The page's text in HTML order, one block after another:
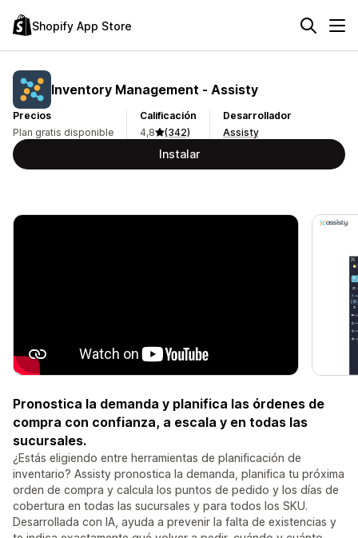
Shopify App Store
Inventory Management ‑ Assisty
Precios
Plan gratis disponible
Calificación
4,8
(342)
Desarrollador
Assisty
Instalar
Pronostica la demanda y planifica las órdenes de
compra con confianza, a escala y en todas las
sucursales.
¿Estás eligiendo entre herramientas de planificación de
inventario? Assisty pronostica la demanda, planifica tu próxima
orden de compra y calcula los puntos de pedido y los días de
cobertura en todas las sucursales y para todos los SKU.
Desarrollada con IA, ayuda a prevenir la falta de existencias y